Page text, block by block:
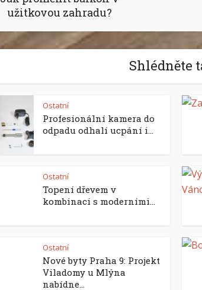
užitkovou zahradu?
Shlédněte
Ostatní
Profesionální kamera do
odpadu odhalí ucpání i...
Ostatní
Topení dřevem v
kombinaci s moderními...
Ostatní
Nové byty Praha 9: Projekt
Viladomy u Mlýna
nabídne...